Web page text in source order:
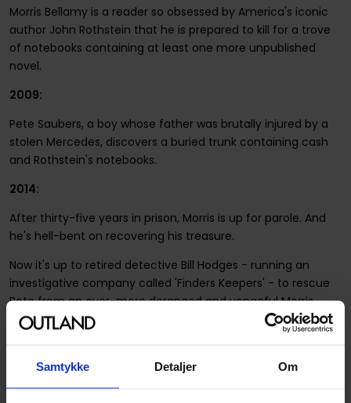
Samtykke Detaljer Om
Morris Bellamy is a reader so obsessed by America's iconic
author John Rothstein that he is prepared to kill for a trove
of notebooks containing at least one more unpublished
novel.
2009:
Pete Saubers, a boy whose father was brutally injured by a
stolen Mercedes, discovers a buried trunk containing cash
and Rothstein's notebooks.
2014:
After thirty-five years in prison, Morris is up for parole. And
he's hell-bent on recovering his treasure.
Now it's up to retired detective Bill Hodges - running an
investigative company called 'Finders Keepers' - to rescue
Pete from an ever-more deranged and vengeful Morris...
Not sinceMisery
has King written with such visceral power
Keepersis spectacular suspense, and it is King writing about
how literature shapes a life for good, for bad, for ever.